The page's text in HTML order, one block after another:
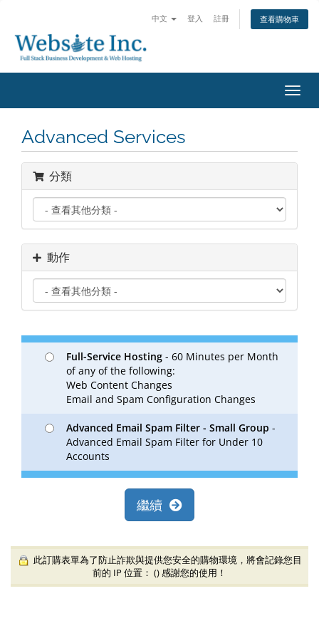
中文 登入 註冊 查看購物車
切
換
Advanced Services
分類
動作
Full-Service Hosting - 60 Minutes per Month
of any of the following:
Web Content Changes
Email and Spam Configuration Changes
Advanced Email Spam Filter - Small Group -
Advanced Email Spam Filter for Under 10
Accounts
繼續
此訂購表單為了防止詐欺與提供您安全的購物環境，將會記錄您目
前的 IP 位置： () 感謝您的使用！